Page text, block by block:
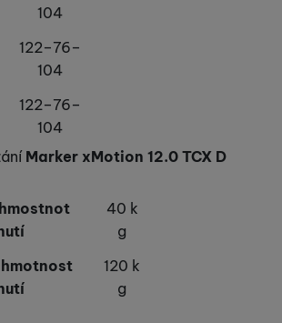
104
122–76–
104
122–76–
104
Marker xMotion 12.0 TCX D
40 k
g
120 k
g